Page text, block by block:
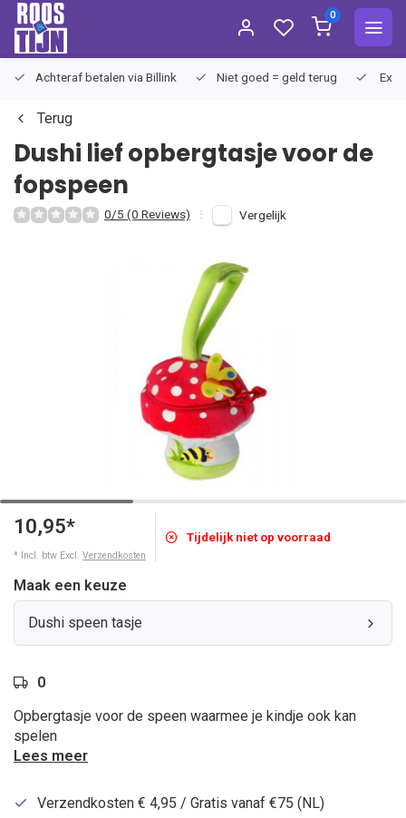
0
Achteraf betalen via Billink Niet goed = geld terug
Terug
Dushi lief opbergtasje voor de
fopspeen
0/5 (0 Reviews) Vergelijk
10,95*
* Incl. btw Excl. Verzendkosten
Tijdelijk niet op voorraad
Maak een keuze
Dushi speen tasje
0
Opbergtasje voor de speen waarmee je kindje ook kan
spelen
Lees meer
Verzendkosten € 4,95 / Gratis vanaf €75 (NL)